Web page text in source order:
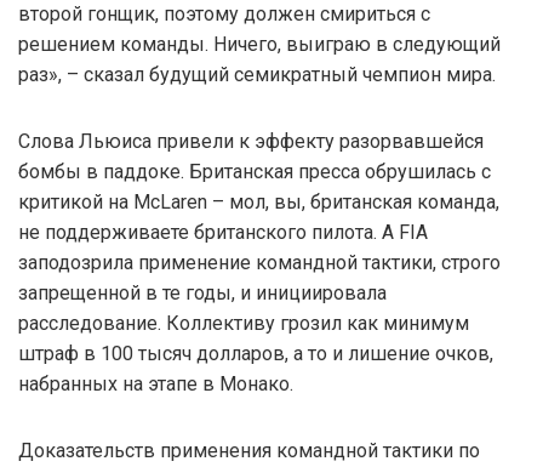
второй гонщик, поэтому должен смириться с
решением команды. Ничего, выиграю в следующий
раз», – сказал будущий семикратный чемпион мира.
Слова Льюиса привели к эффекту разорвавшейся
бомбы в паддоке. Британская пресса обрушилась с
критикой на McLaren – мол, вы, британская команда,
не поддерживаете британского пилота. А FIA
заподозрила применение командной тактики, строго
запрещенной в те годы, и инициировала
расследование. Коллективу грозил как минимум
штраф в 100 тысяч долларов, а то и лишение очков,
набранных на этапе в Монако.
Доказательств применения командной тактики по